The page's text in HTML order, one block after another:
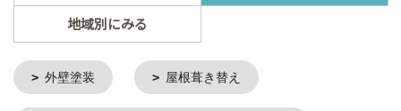
地域別にみる
外壁塗装 屋根葺き替え